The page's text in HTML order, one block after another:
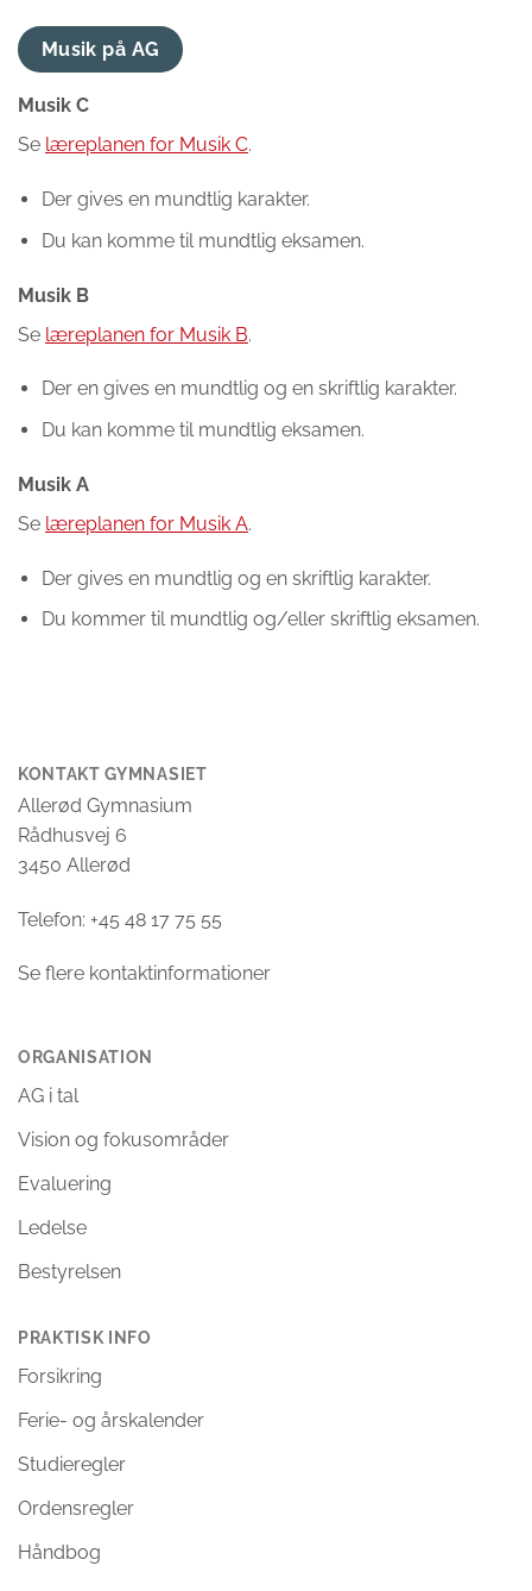
Musik på AG
Musik C
Se læreplanen for Musik C.
Der gives en mundtlig karakter.
Du kan komme til mundtlig eksamen.
Musik B
Se læreplanen for Musik B.
Der en gives en mundtlig og en skriftlig karakter.
Du kan komme til mundtlig eksamen.
Musik A
Se læreplanen for Musik A.
Der gives en mundtlig og en skriftlig karakter.
Du kommer til mundtlig og/eller skriftlig eksamen.
KONTAKT GYMNASIET
Allerød Gymnasium
Rådhusvej 6
3450 Allerød
Telefon: +45 48 17 75 55
Se flere kontaktinformationer
ORGANISATION
AG i tal
Vision og fokusområder
Evaluering
Ledelse
Bestyrelsen
PRAKTISK INFO
Forsikring
Ferie- og årskalender
Studieregler
Ordensregler
Håndbog